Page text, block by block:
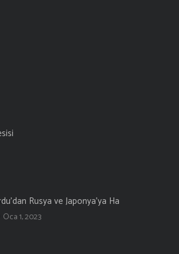
Rusya ve Japonya’ya Ha
Oca 1, 2023